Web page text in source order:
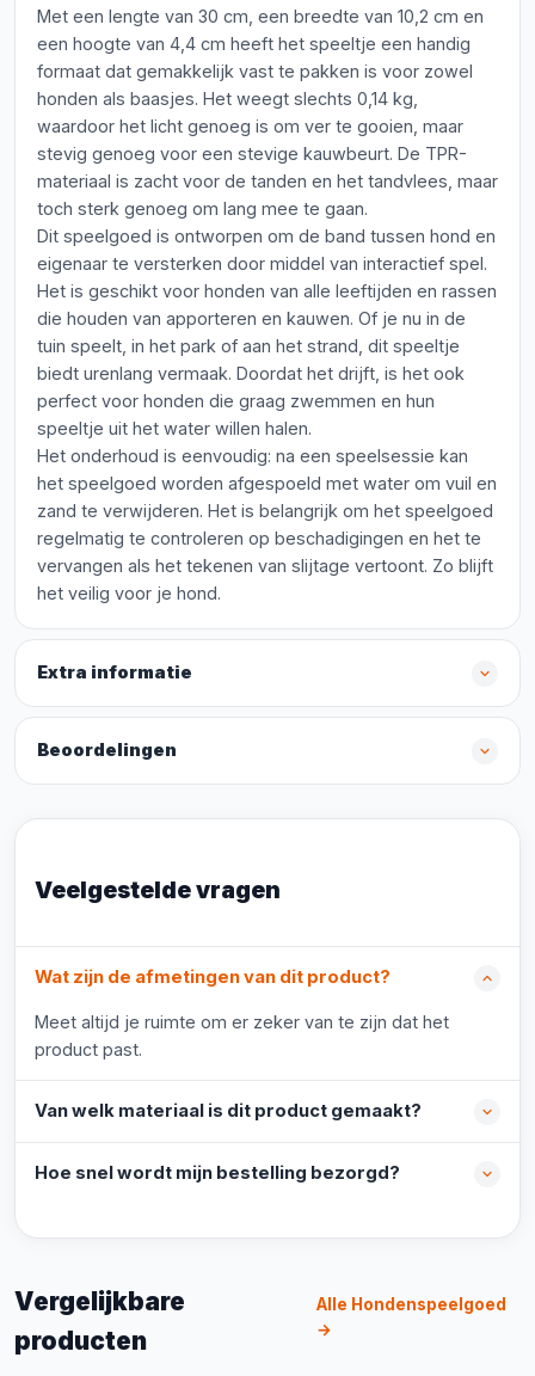
Met een lengte van 30 cm, een breedte van 10,2 cm en
een hoogte van 4,4 cm heeft het speeltje een handig
formaat dat gemakkelijk vast te pakken is voor zowel
honden als baasjes. Het weegt slechts 0,14 kg,
waardoor het licht genoeg is om ver te gooien, maar
stevig genoeg voor een stevige kauwbeurt. De TPR-
materiaal is zacht voor de tanden en het tandvlees, maar
toch sterk genoeg om lang mee te gaan.
Dit speelgoed is ontworpen om de band tussen hond en
eigenaar te versterken door middel van interactief spel.
Het is geschikt voor honden van alle leeftijden en rassen
die houden van apporteren en kauwen. Of je nu in de
tuin speelt, in het park of aan het strand, dit speeltje
biedt urenlang vermaak. Doordat het drijft, is het ook
perfect voor honden die graag zwemmen en hun
speeltje uit het water willen halen.
Het onderhoud is eenvoudig: na een speelsessie kan
het speelgoed worden afgespoeld met water om vuil en
zand te verwijderen. Het is belangrijk om het speelgoed
regelmatig te controleren op beschadigingen en het te
vervangen als het tekenen van slijtage vertoont. Zo blijft
het veilig voor je hond.
Extra informatie
Beoordelingen
Veelgestelde vragen
Wat zijn de afmetingen van dit product?
Meet altijd je ruimte om er zeker van te zijn dat het
product past.
Van welk materiaal is dit product gemaakt?
Hoe snel wordt mijn bestelling bezorgd?
Vergelijkbare
producten
Alle Hondenspeelgoed
→